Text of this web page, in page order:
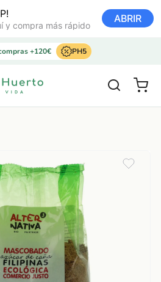
y compra más rápido
ABRIR
+120€ PH5
Carrito